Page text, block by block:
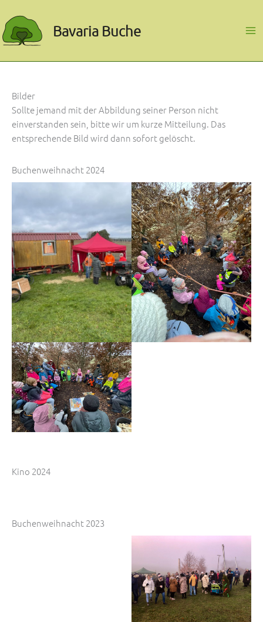
Inhalt
springen
Bavaria Buche
Bilder
Sollte jemand mit der Abbildung seiner Person nicht
einverstanden sein, bitte wir um kurze Mitteilung. Das
entsprechende Bild wird dann sofort gelöscht.
Buchenweihnacht 2024
Kino 2024
Buchenweihnacht 2023